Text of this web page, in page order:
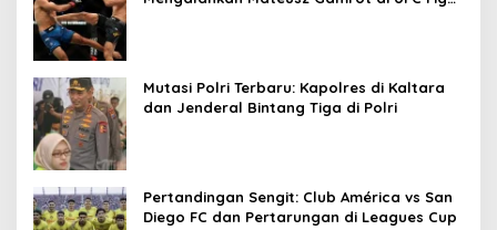
Mutasi Polri Terbaru: Kapolres di Kaltara
dan Jenderal Bintang Tiga di Polri
Pertandingan Sengit: Club América vs San
Diego FC dan Pertarungan di Leagues Cup